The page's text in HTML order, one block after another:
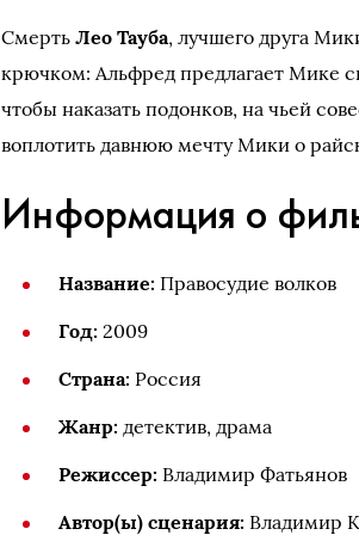
СмертьЛео Тауба, лучшего друга
крючком: Альфред предлагает Мике
чтобы наказать подонков, на чьей
воплотить давнюю мечту Мики о
Информация о
Название: Правосудие волков
Год: 2009
Страна: Россия
Жанр: детектив, драма
Режиссер: Владимир Фатьянов
Автор(ы) сценария: Владимир